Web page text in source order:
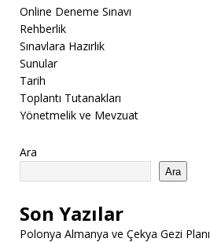
Online Deneme Sınavı
Rehberlik
Sınavlara Hazırlık
Sunular
Tarih
Toplantı Tutanakları
Yönetmelik ve Mevzuat
Ara
Ara
Son Yazılar
Polonya Almanya ve Çekya Gezi Planı